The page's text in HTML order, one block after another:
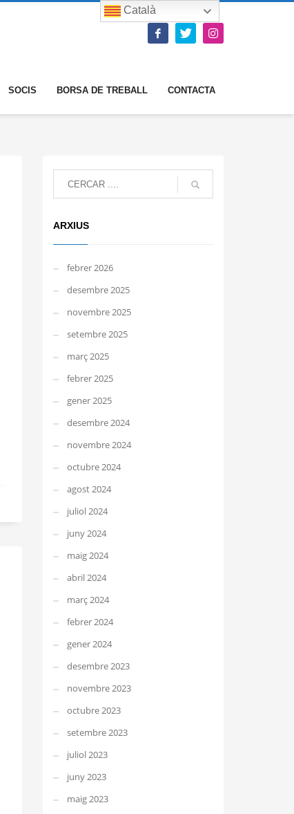
SOCIS BORSA DE TREBALL CONTACTA
ARXIUS
febrer 2026
desembre 2025
novembre 2025
setembre 2025
març 2025
febrer 2025
gener 2025
desembre 2024
novembre 2024
octubre 2024
agost 2024
juliol 2024
juny 2024
maig 2024
abril 2024
març 2024
febrer 2024
gener 2024
desembre 2023
novembre 2023
octubre 2023
setembre 2023
juliol 2023
juny 2023
maig 2023
Català